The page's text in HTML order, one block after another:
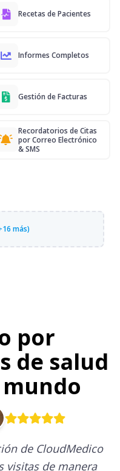
Recetas de Pacientes
Informes Completos
Gestión de Facturas
Recordatorios de Citas
por Correo Electrónico
& SMS
más)
por
de salud
de CloudMedico
visitas de manera